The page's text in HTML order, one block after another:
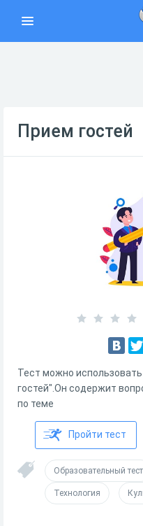
Прием гостей
Тест можно
гостей".Он содержит
по теме
Пройти тест
Образовательный тест
Технология